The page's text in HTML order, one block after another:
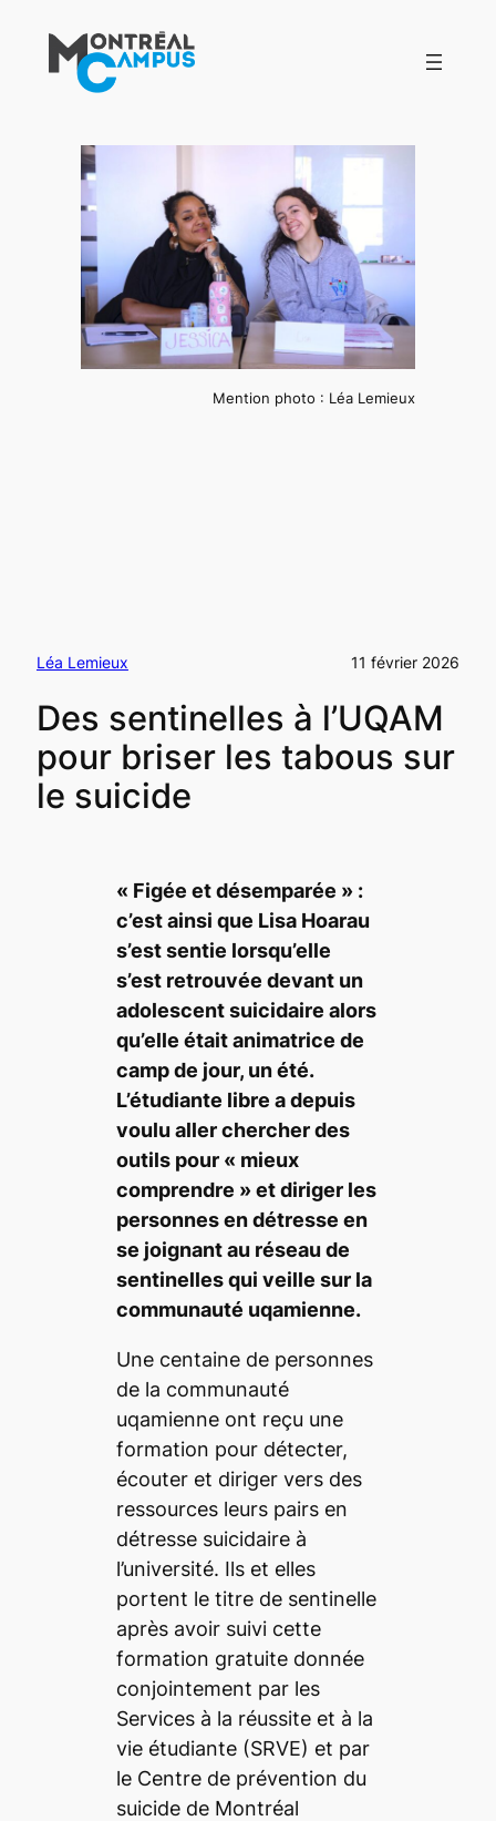
contenu
Mention photo : Léa Lemieux
Léa Lemieux 11 février 2026
Des sentinelles à l’UQAM
pour briser les tabous sur
le suicide
« Figée et désemparée » :
c’est ainsi que Lisa Hoarau
s’est sentie lorsqu’elle
s’est retrouvée devant un
adolescent suicidaire alors
qu’elle était animatrice de
camp de jour, un été.
L’étudiante libre a depuis
voulu aller chercher des
outils pour « mieux
comprendre » et diriger les
personnes en détresse en
se joignant au réseau de
sentinelles qui veille sur la
communauté uqamienne.
Une centaine de personnes
de la communauté
uqamienne ont reçu une
formation pour détecter,
écouter et diriger vers des
ressources leurs pairs en
détresse suicidaire à
l’université. Ils et elles
portent le titre de sentinelle
après avoir suivi cette
formation gratuite donnée
conjointement par les
Services à la réussite et à la
vie étudiante (SRVE) et par
le Centre de prévention du
suicide de Montréal